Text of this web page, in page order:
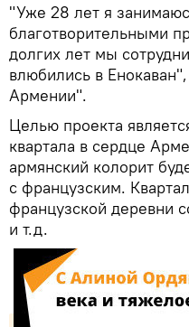
"Уже 28 лет я
благотворительными
долгих лет мы
влюбились в
Армении".
Целью проекта
квартала в сердце
армянский колорит
с французским.
французской деревни
и т.д.